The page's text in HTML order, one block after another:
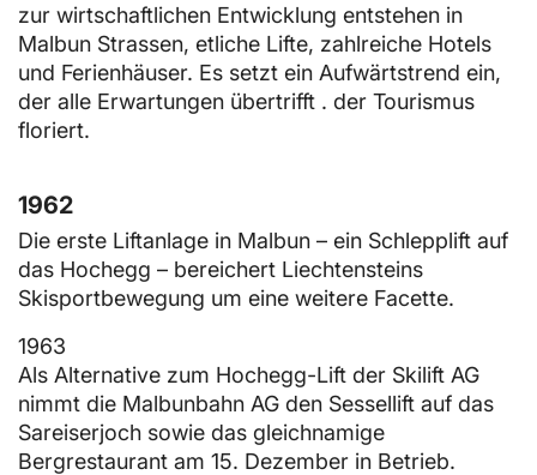
zur wirtschaftlichen Entwicklung entstehen in
Malbun Strassen, etliche Lifte, zahlreiche Hotels
und Ferienhäuser. Es setzt ein Aufwärtstrend ein,
der alle Erwartungen übertrifft . der Tourismus
floriert.
1962
Die erste Liftanlage in Malbun – ein Schlepplift auf
das Hochegg – bereichert Liechtensteins
Skisportbewegung um eine weitere Facette.
1963
Als Alternative zum Hochegg-Lift der Skilift AG
nimmt die Malbunbahn AG den Sessellift auf das
Sareiserjoch sowie das gleichnamige
Bergrestaurant am 15. Dezember in Betrieb.